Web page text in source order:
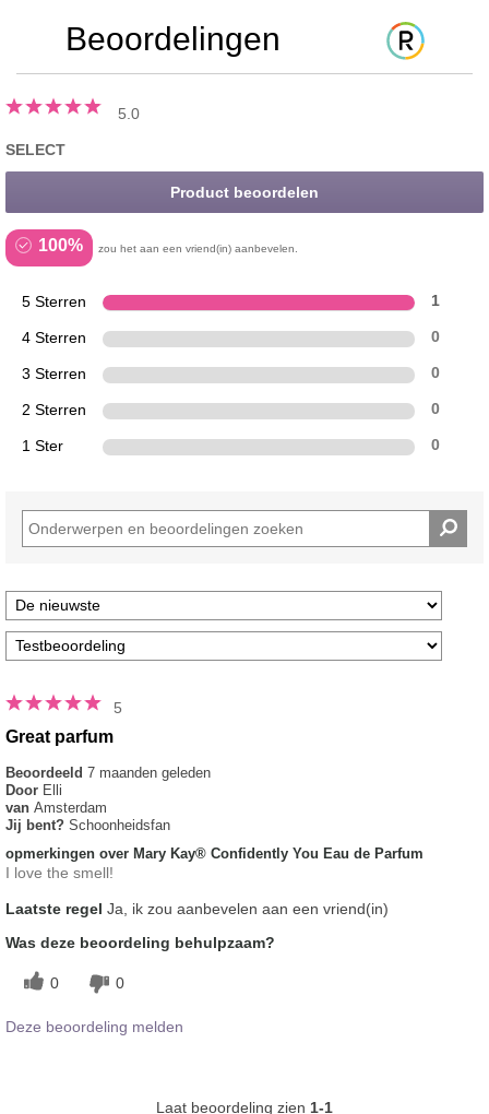
Beoordelingen
5.0
SELECT
Product beoordelen
100% zou het aan een vriend(in) aanbevelen.
5 Sterren 1
4 Sterren 0
3 Sterren 0
2 Sterren 0
1 Ster 0
5
Great parfum
Beoordeeld 7 maanden geleden
Door Elli
van Amsterdam
Jij bent? Schoonheidsfan
opmerkingen over Mary Kay® Confidently You Eau de Parfum
I love the smell!
Laatste regel Ja, ik zou aanbevelen aan een vriend(in)
Was deze beoordeling behulpzaam?
0 0
Deze beoordeling melden
Laat beoordeling zien 1-1